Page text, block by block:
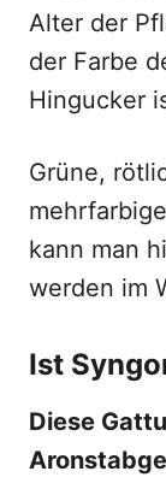
Alter der
der Farbe
Hingucker
Grüne,
kann man
werden im
Ist
Diese